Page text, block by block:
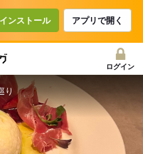
インストール アプリで開く
ログイン
り